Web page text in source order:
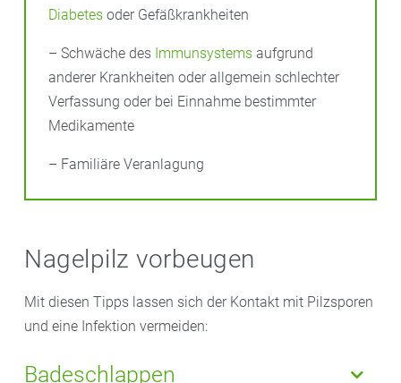
Diabetes oder Gefäßkrankheiten
– Schwäche des Immunsystems aufgrund
anderer Krankheiten oder allgemein schlechter
Verfassung oder bei Einnahme bestimmter
Medikamente
– Familiäre Veranlagung
Nagelpilz vorbeugen
Mit diesen Tipps lassen sich der Kontakt mit Pilzsporen
und eine Infektion vermeiden:
Badeschlappen